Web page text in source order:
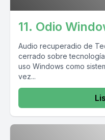
11. Odio
Audio recuperadio de
cerrado sobre
uso Windows como
vez...